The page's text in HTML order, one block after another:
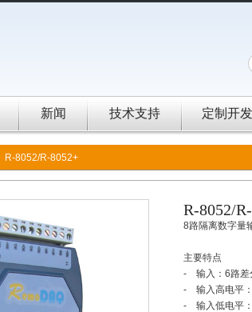
新闻 技术支持 定制开发
R-8052/R-8052+
R-8052/
8路隔离数字
主要特点
- 输入：6路差
- 输入高电平
- 输入低电平